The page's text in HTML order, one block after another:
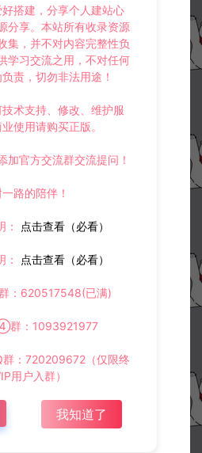
搭建，分享个人建站心
分享。本站所有收录资源
集，并不对内容完整性负
学习交流之用，不对任何
责，切勿非法用途！
术支持、修改、维护服
使用请购买正版。
加官方交流群交流提问！
路的陪伴！
： 点击查看（必看）
： 点击查看（必看）
：620517548(已满)
群：1093921977
群：720209672（仅限终
用户入群）
我知道了